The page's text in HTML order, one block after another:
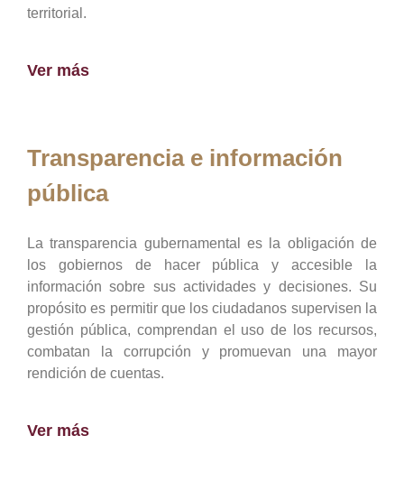
territorial.
Ver más
Transparencia e información
pública
La transparencia gubernamental es la obligación de
los gobiernos de hacer pública y accesible la
información sobre sus actividades y decisiones. Su
propósito es permitir que los ciudadanos supervisen la
gestión pública, comprendan el uso de los recursos,
combatan la corrupción y promuevan una mayor
rendición de cuentas.
Ver más